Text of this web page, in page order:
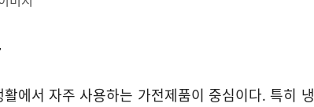
에서 자주 사용하는 가전제품이 중심이다. 특히 냉